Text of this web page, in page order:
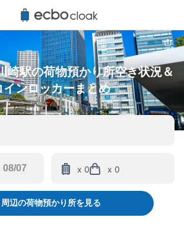
駅の荷物預かり所空き状況＆
インロッカーまとめ
backward
to
interact
x 0 x 0
周辺の荷物預かり所を見る